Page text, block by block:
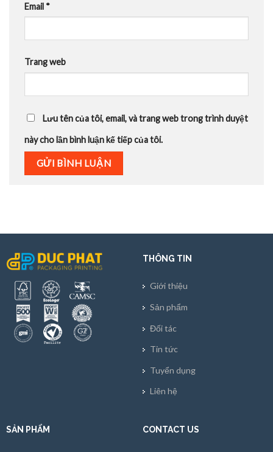
Email *
Trang web
Lưu tên của tôi, email, và trang web trong trình duyệt
này cho lần bình luận kế tiếp của tôi.
THÔNG TIN
Giới thiệu
Sản phẩm
Đối tác
Tin tức
Tuyển dụng
Liên hệ
SẢN PHẨM CONTACT US